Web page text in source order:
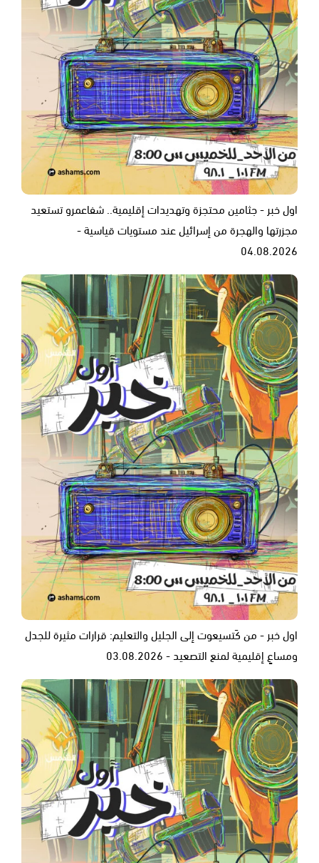
اول خبر - جثامين محتجزة وتهديدات إقليمية.. شفاعمرو تستعيد
مجزرتها والهجرة من إسرائيل عند مستويات قياسية -
04.08.2026
اول خبر - من كَتسيعوت إلى الجليل والتعليم: قرارات مثيرة للجدل
ومساعٍ إقليمية لمنع التصعيد - 03.08.2026